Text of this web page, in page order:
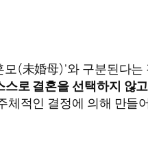
(未婚母)’와 구분된다
스로 결혼을 선택하지 않
적인 결정에 의해 만들